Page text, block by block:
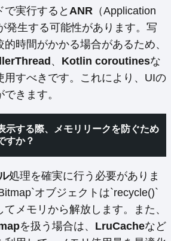
で実行すると ANR （Application
発生する可能性があります。写
時間がかかる場合があるため、
、 Kotlin coroutinesな
用すべきです。これにより、UIの
きます。
示する際、メモリリークを防ぐため
すか？
処理を確実に行う必要がありま
オブジェクトは`recycle()`
メモリから解放します。また、
を扱う場合は、 LruCacheなど